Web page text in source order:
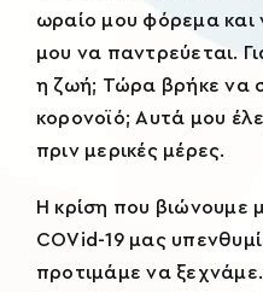
ωραίο μου φόρεμα
μου να παντρεύεται.
η ζωή; Τώρα βρήκε να
κορονοϊό; Αυτά μου
πριν μερικές μέρες.
Η κρίση που βιώνουμε
COVid-19 μας
προτιμάμε να